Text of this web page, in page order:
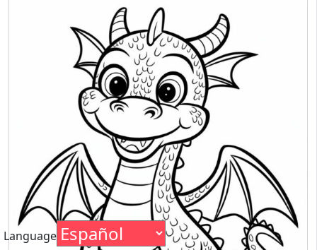
Language